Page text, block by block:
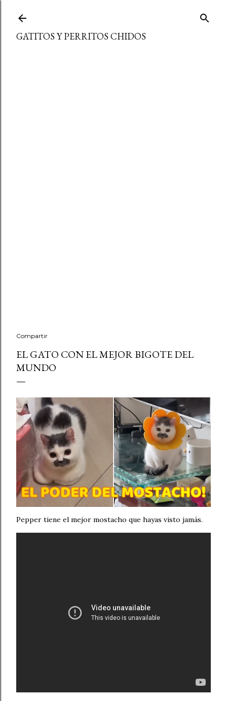
GATITOS Y PERRITOS CHIDOS
Compartir
EL GATO CON EL MEJOR BIGOTE DEL
MUNDO
Pepper tiene el mejor mostacho que hayas visto jamás.